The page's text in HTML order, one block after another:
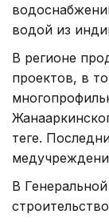
водой из
В регионе
проектов, в
теңге.
В